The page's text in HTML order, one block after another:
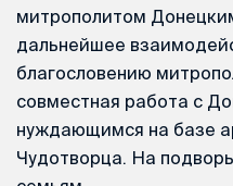
митрополитом
дальнейшее
благословению
совместная работа с
нуждающимся на базе
Чудотворца. На